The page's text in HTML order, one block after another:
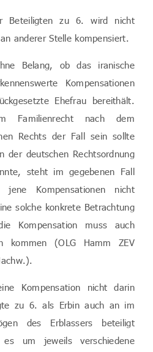
Beteiligten zu 6. wird nicht
anderer Stelle kompensiert.
Belang, ob das iranische
Kompensationen
Ehefrau bereithält.
Familienrecht nach dem
Rechts der Fall sein sollte
der deutschen Rechtsordnung
steht im gegebenen Fall
Kompensationen nicht
solche konkrete Betrachtung
Kompensation muss auch
kommen (OLG Hamm ZEV
Kompensation nicht darin
zu 6. als Erbin auch an im
des Erblassers beteiligt
um jeweils verschiedene